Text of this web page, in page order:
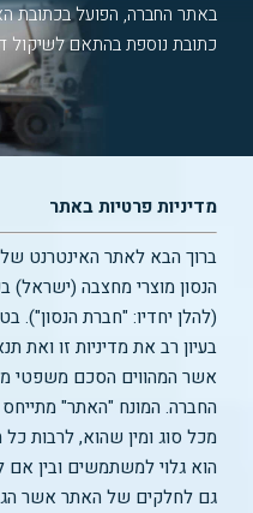
כתובת נוספת בהתאם
מדיניות פרטיות באתר
ברוך הבא לאתר האינטרנט
הנסון מוצרי מחצבה (ישראל)
(להלן יחדיו: "חברת הנסון").
בעיון רב את מדיניות זו ואת
אשר המהווים הסכם משפטי
החברה. המונח "האתר"
מכל סוג ומין שהוא, לרבות
הוא גלוי למשתמשים ובין אם
גם לחלקים של האתר אשר